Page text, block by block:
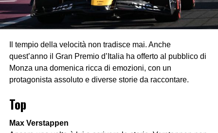
Il tempio della velocità non tradisce mai. Anche
quest’anno il Gran Premio d’Italia ha offerto al pubblico di
Monza una domenica ricca di emozioni, con un
protagonista assoluto e diverse storie da raccontare.
Top
Max Verstappen